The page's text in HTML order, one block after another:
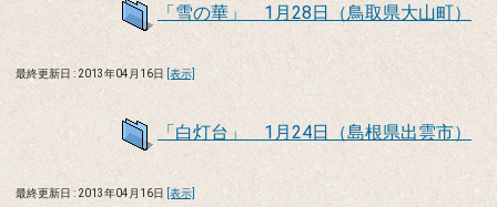
「雪の華」 1月28日（鳥取県大山町）
最終更新日 : 2013年04月16日 [表示]
「白灯台」 1月24日（島根県出雲市）
最終更新日 : 2013年04月16日 [表示]